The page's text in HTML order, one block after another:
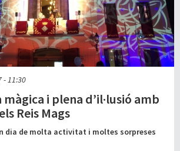
- 11:30
i plena d’il·lusió amb
Reis Mags
dia de molta activitat i moltes sorpreses